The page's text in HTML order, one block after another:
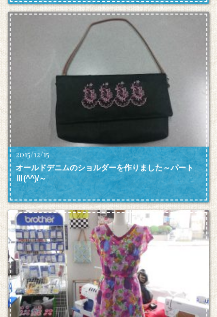
2015/12/15
オールドデニムのショルダーを作りました～パート
Ⅲ(^^)/～